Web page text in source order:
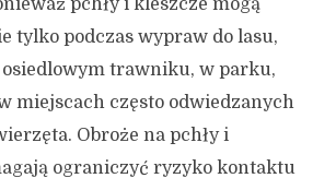
pchły i kleszcze mogą
tylko podczas wypraw do lasu,
osiedlowym trawniku, w parku,
miejscach często odwiedzanych
Obroże na pchły i
ograniczyć ryzyko kontaktu